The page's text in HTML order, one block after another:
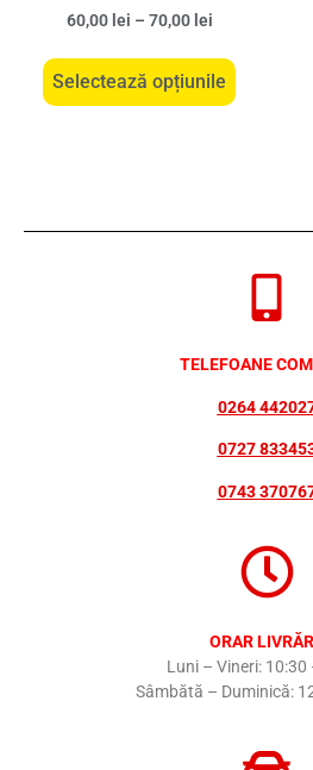
60,00 lei – 70,00 lei
Selectează opțiunile
TELEFOANE
0264
0727
0743
ORAR
Luni – Vineri: 10:30
Sâmbătă – Duminică: